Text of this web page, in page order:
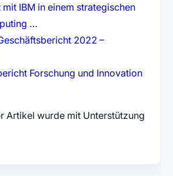
IBM in einem strategischen
…
2022 –
in neuem Tab)
Forschung und Innovation
Tab)
Artikel wurde mit Unterstützung